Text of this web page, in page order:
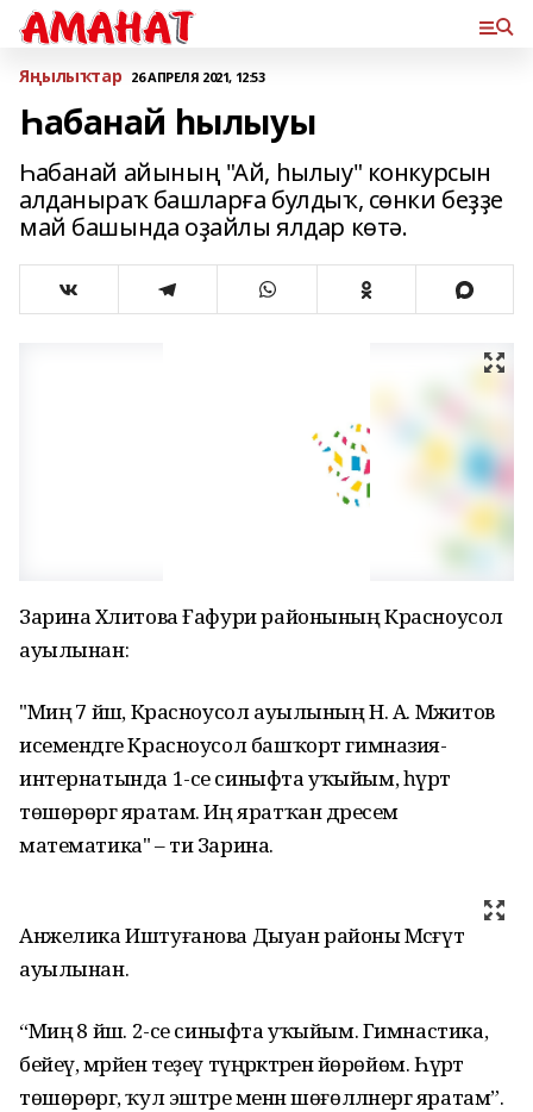
Яңылыҡтар 26 АПРЕЛЯ 2021, 12:53
Һабанай һылыуы
Һабанай айының "Ай, һылыу" конкурсын
алданыраҡ башларға булдыҡ, сөнки беҙҙе
май башында оҙайлы ялдар көтә.
Зарина Хәлитова Ғафури районының Красноусол
ауылынан:
"Миңә 7 йәш, Красноусол ауылының Н. А. Мәжитов
исемендәге Красноусол башҡорт гимназия-
интернатында 1-се синыфта уҡыйым, һүрәт
төшөрөргә яратам. Иң яратҡан дәресем
математика" – ти Зарина.
Анжелика Иштуғанова Дыуан районы Мәсәғүт
ауылынан.
“Миңә 8 йәш. 2-се синыфта уҡыйым. Гимнастика,
бейеү, мәрйен теҙеү түңәрәктәренә йөрөйөм. Һүрәт
төшөрөргә, ҡул эштәре менән шөғөлләнергә яратам”.